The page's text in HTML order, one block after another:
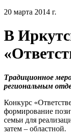
20 марта 2014 г.
В
Традиционное
региональным
Конкурс
формирование
семьи для
затем – областной.